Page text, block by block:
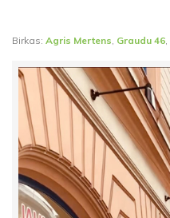
Birkas: Agris Mertens Graudu 46